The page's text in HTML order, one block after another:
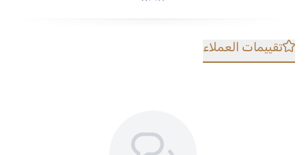
تقييمات العملاء